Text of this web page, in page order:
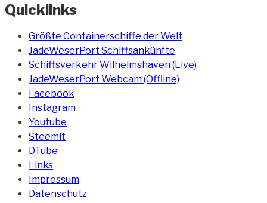
Quicklinks
Größte Containerschiffe der Welt
JadeWeserPort Schiffsankünfte
Schiffsverkehr Wilhelmshaven (Live)
JadeWeserPort Webcam (Offline)
Facebook
Instagram
Youtube
Steemit
DTube
Links
Impressum
Datenschutz